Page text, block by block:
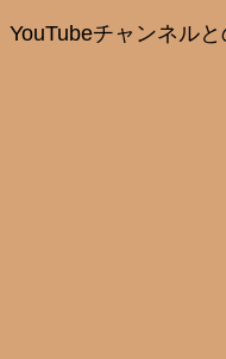
YouTubeチャンネル